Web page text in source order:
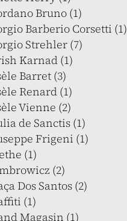
Bruno (1)
Barberio Corsetti (1)
Strehler (7)
Karnad (1)
Barret (3)
Renard (1)
Vienne (2)
de Sanctis (1)
Frigeni (1)
(1)
(2)
Dos Santos (2)
(1)
Magasin (1)